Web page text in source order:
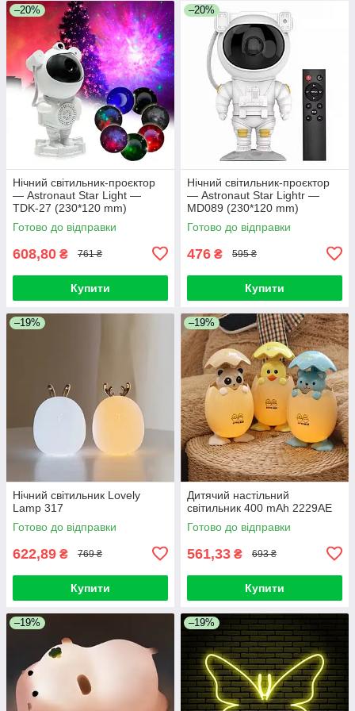
–20%
Нічний світильник-проєктор
— Astronaut Star Light —
TDK-27 (230*120 mm)
Готово до відправки
608,80 ₴ 761 ₴
Купити
–20%
Нічний світильник-проєктор
— Astronaut Star Lightr —
MD089 (230*120 mm)
Готово до відправки
476 ₴ 595 ₴
Купити
–19%
Нічний світильник Lovely
Lamp 317
Готово до відправки
622,89 ₴ 769 ₴
Купити
–19%
Дитячий настільний
світильник 400 mAh 2229AE
Готово до відправки
561,33 ₴ 693 ₴
Купити
–19% –19%